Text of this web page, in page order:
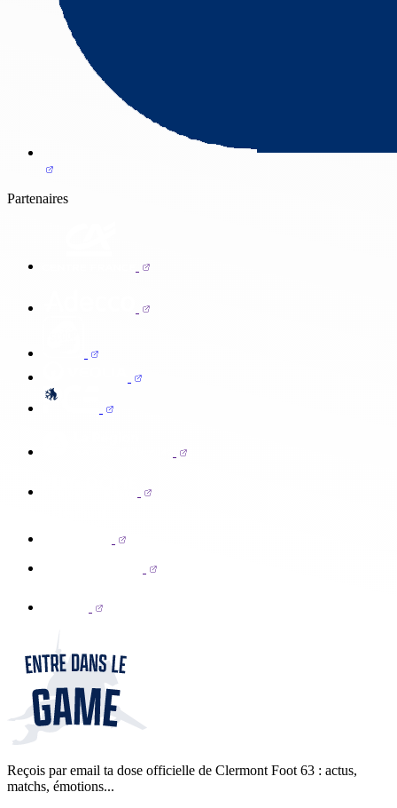
Partenaires
Reçois par email ta dose officielle de Clermont Foot 63 : actus,
matchs, émotions...